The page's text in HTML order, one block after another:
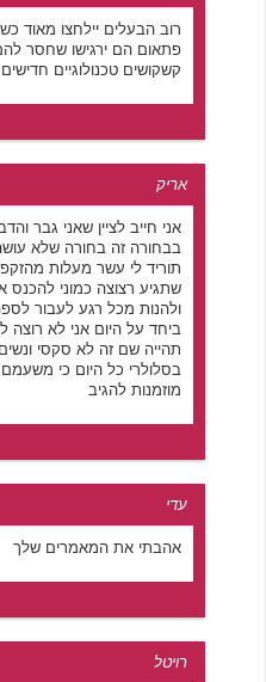
רוב הבעלים יילחצו מאוד
פתאום הם ירגישו שחסר
קשקושים טכנולוגיים
אריק
אני חייב לציין שאני גבר
בבחורה זה בחורה שלא
תוריד לי עשר מעלות
שתגיע רצוצה כמוני
ולהנות מכל רגע לעבור
ביחד על היום אני לא רוצה
תהייה שם זה לא סקסי
בסלולרי כל היום כי משעמם
מוזמנות להגיב
עדי
אהבתי את המאמרים שלך
רויטל